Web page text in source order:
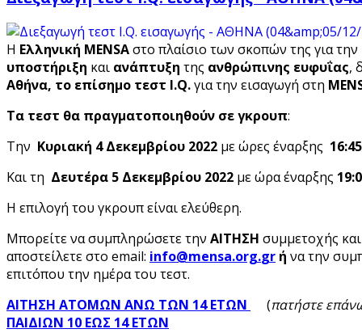
Η Ελληνική MENSAστο πλαίσιο των σκοπών της για την
υποστήριξη και ανάπτυξη της ανθρώπινης ευφυΐας,
Αθήνα, το επίσημο τεστ I.Q.για την εισαγωγή στη
Τα τεστ θα πραγματοποιηθούν σε γκρουπ:
Την Κυριακή 4 Δεκεμβρίου 2022 με ώρες έναρξης
Και τη Δευτέρα 5 Δεκεμβρίου 2022 με ώρα έναρξης
Η επιλογή του γκρουπ είναι ελεύθερη.
Μπορείτε να συμπληρώσετε την ΑΙΤΗΣΗ συμμετοχής
αποστείλετε στο email:
ή να την
επιτόπου την ημέρα του τεστ.
ΑΙΤΗΣΗ ΑΤΟΜΩΝ ΑΝΩ ΤΩΝ 14 ΕΤΩΝ
(πατήστε
ΠΑΙΔΙΩΝ 10 ΕΩΣ 14 ΕΤΩΝ